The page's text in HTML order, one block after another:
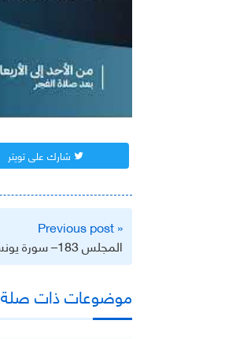
شارك على تويتر
تصفّح
المقالات
« Previous post
المجلس 183– سورة يونس (9) من آية 65 – 70
موضوعات ذات صلة